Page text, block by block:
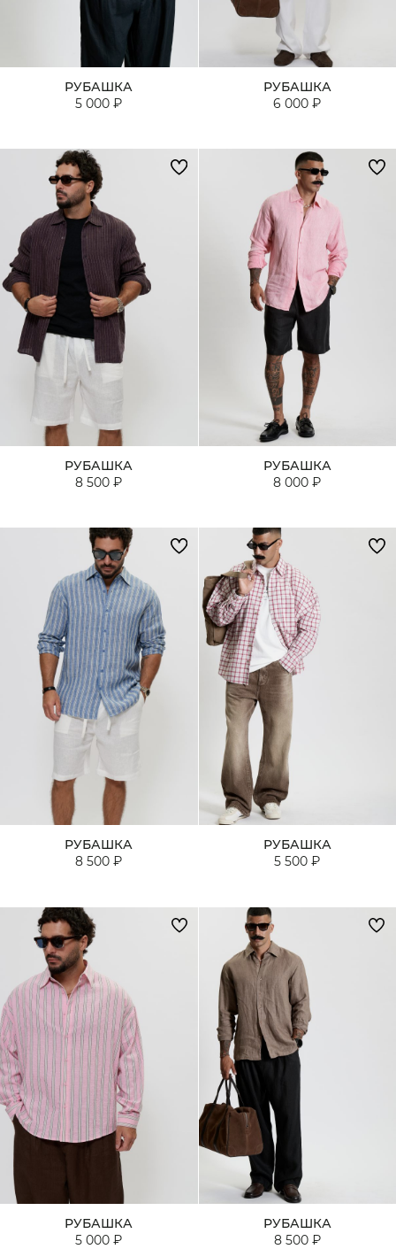
РУБАШКА
5 000 ₽
РУБАШКА
6 000 ₽
РУБАШКА
8 500 ₽
РУБАШКА
8 000 ₽
РУБАШКА
8 500 ₽
РУБАШКА
5 500 ₽
РУБАШКА
5 000 ₽
РУБАШКА
8 500 ₽
Кардиганы
Комплекты
Лонгсливы
Рубашки
Свитеры
Толстовки
Футболки
Шорты
Аксессуары